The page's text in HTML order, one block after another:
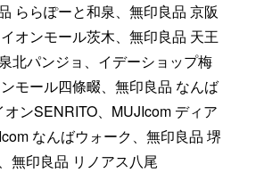
ららぽーと和泉、無印良品 京阪
オンモール茨木、無印良品 天王
北パンジョ、イデーショップ梅
モール四條畷、無印良品 なんば
ンSENRITO、MUJIcom ディア
なんばウォーク、無印良品 堺
無印良品 リノアス八尾